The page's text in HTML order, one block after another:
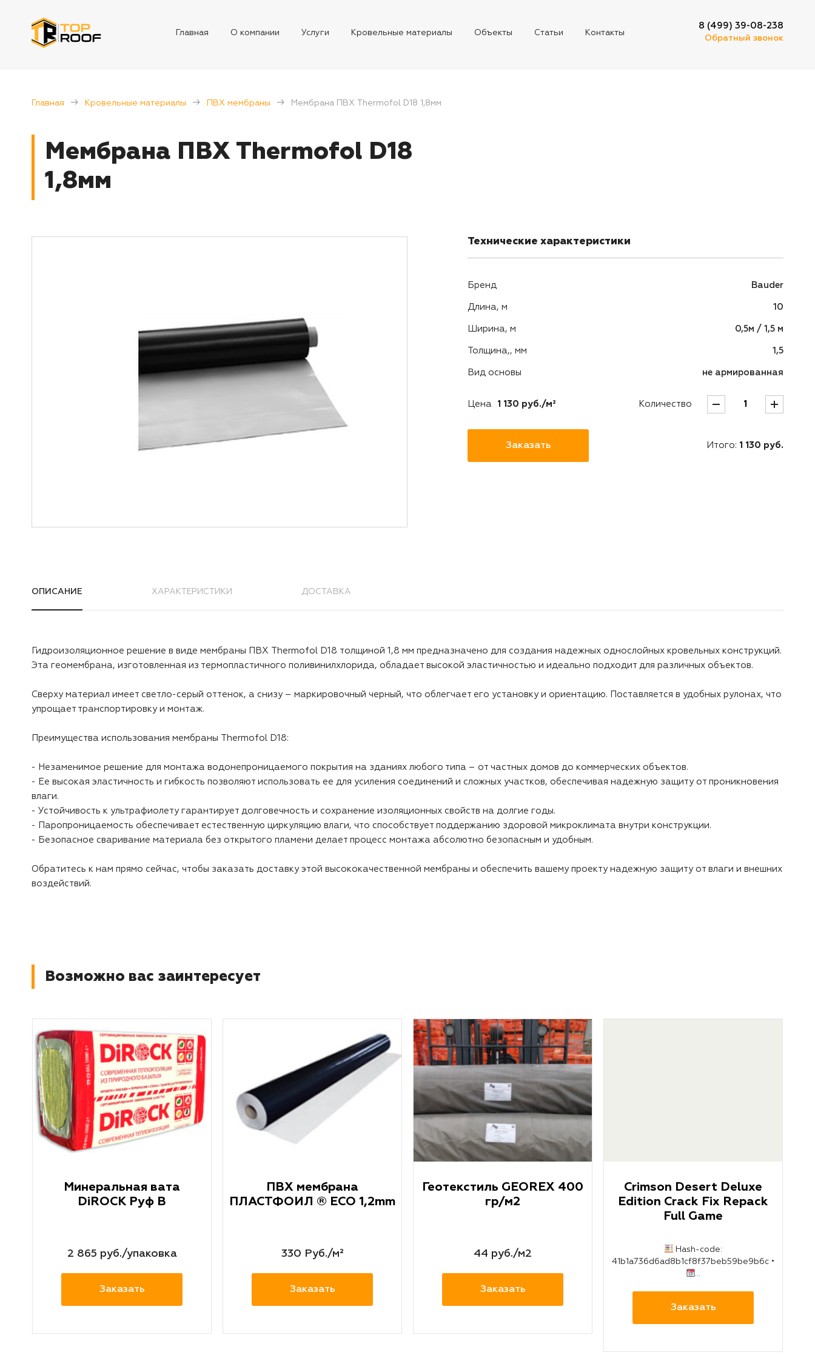
Главная О компании Услуги Кровельные материалы Объекты Статьи Контакты
8 (499) 39-08-238
Обратный звонок
Главная Кровельные материалы ПВХ мембраны Мембрана ПВХ Thermofol D18 1,8мм
Мембрана ПВХ Thermofol D18
1,8мм
Технические характеристики
Бренд Bauder
Длина, м 10
Ширина, м 0,5м / 1,5 м
Толщина,, мм 1,5
Вид основы не армированная
Цена 1 130 руб./м² Количество
Заказать Итого: 1 130 руб.
ОПИСАНИЕ ХАРАКТЕРИСТИКИ ДОСТАВКА
Гидроизоляционное решение в виде мембраны ПВХ Thermofol D18 толщиной 1,8 мм предназначено для создания надежных однослойных кровельных конструкций.
Эта геомембрана, изготовленная из термопластичного поливинилхлорида, обладает высокой эластичностью и идеально подходит для различных объектов.
Сверху материал имеет светло-серый оттенок, а снизу – маркировочный черный, что облегчает его установку и ориентацию. Поставляется в удобных рулонах, что
упрощает транспортировку и монтаж.
Преимущества использования мембраны Thermofol D18:
- Незаменимое решение для монтажа водонепроницаемого покрытия на зданиях любого типа – от частных домов до коммерческих объектов.
- Ее высокая эластичность и гибкость позволяют использовать ее для усиления соединений и сложных участков, обеспечивая надежную защиту от проникновения
влаги.
- Устойчивость к ультрафиолету гарантирует долговечность и сохранение изоляционных свойств на долгие годы.
- Паропроницаемость обеспечивает естественную циркуляцию влаги, что способствует поддержанию здоровой микроклимата внутри конструкции.
- Безопасное сваривание материала без открытого пламени делает процесс монтажа абсолютно безопасным и удобным.
Обратитесь к нам прямо сейчас, чтобы заказать доставку этой высококачественной мембраны и обеспечить вашему проекту надежную защиту от влаги и внешних
воздействий.
Возможно вас заинтересует
Минеральная вата
DiROCK Руф В
2 865 руб./упаковка
Заказать
ПВХ мембрана
ПЛАСТФОИЛ ® ECO 1,2mm
330 Руб./м²
Заказать
Геотекстиль GEOREX 400
гр/м2
44 руб./м2
Заказать
Crimson Desert Deluxe
Edition Crack Fix Repack
Full Game
Hash-code:
41b1a736d6ad8b1cf8f37beb59be9b6c •
...
Заказать